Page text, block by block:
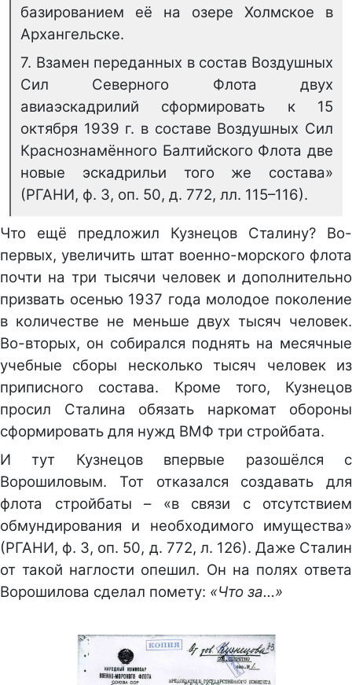
базированием её на озере Холмское в
Архангельске.
7. Взамен переданных в состав Воздушных
Сил Северного Флота двух
авиаэскадрилий сформировать к 15
октября 1939 г. в составе Воздушных Сил
Краснознамённого Балтийского Флота две
новые эскадрильи того же состава»
(РГАНИ, ф. 3, оп. 50, д. 772, лл. 115–116).
Что ещё предложил Кузнецов Сталину? Во-
первых, увеличить штат военно-морского флота
почти на три тысячи человек и дополнительно
призвать осенью 1937 года молодое поколение
в количестве не меньше двух тысяч человек.
Во-вторых, он собирался поднять на месячные
учебные сборы несколько тысяч человек из
приписного состава. Кроме того, Кузнецов
просил Сталина обязать наркомат обороны
сформировать для нужд ВМФ три стройбата.
И тут Кузнецов впервые разошёлся с
Ворошиловым. Тот отказался создавать для
флота стройбаты – «в связи с отсутствием
обмундирования и необходимого имущества»
(РГАНИ, ф. 3, оп. 50, д. 772, л. 126). Даже Сталин
от такой наглости опешил. Он на полях ответа
Ворошилова сделал помету: «Что за…»